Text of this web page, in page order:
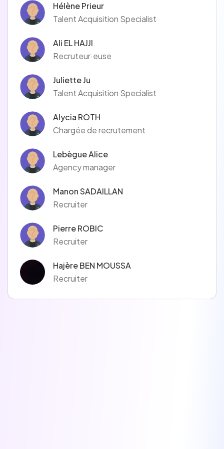
Hélène Prieur
Talent Acquisition Specialist
Ali EL HAJJI
Recruteur·euse
Juliette Ju
Talent Acquisition Specialist
Alycia ROTH
Chargée de recrutement
Lebègue Alice
Agency manager
Manon SADAILLAN
Recruiter
Pierre ROBIC
Recruiter
Hajère BEN MOUSSA
Recruiter